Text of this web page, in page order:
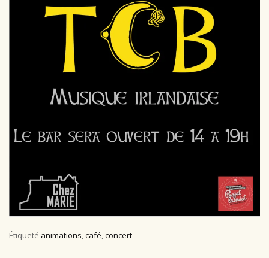
Étiqueté animations,café,concert